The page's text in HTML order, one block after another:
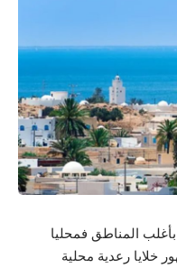
المناطق فمحليا
خلايا رعدية محلية